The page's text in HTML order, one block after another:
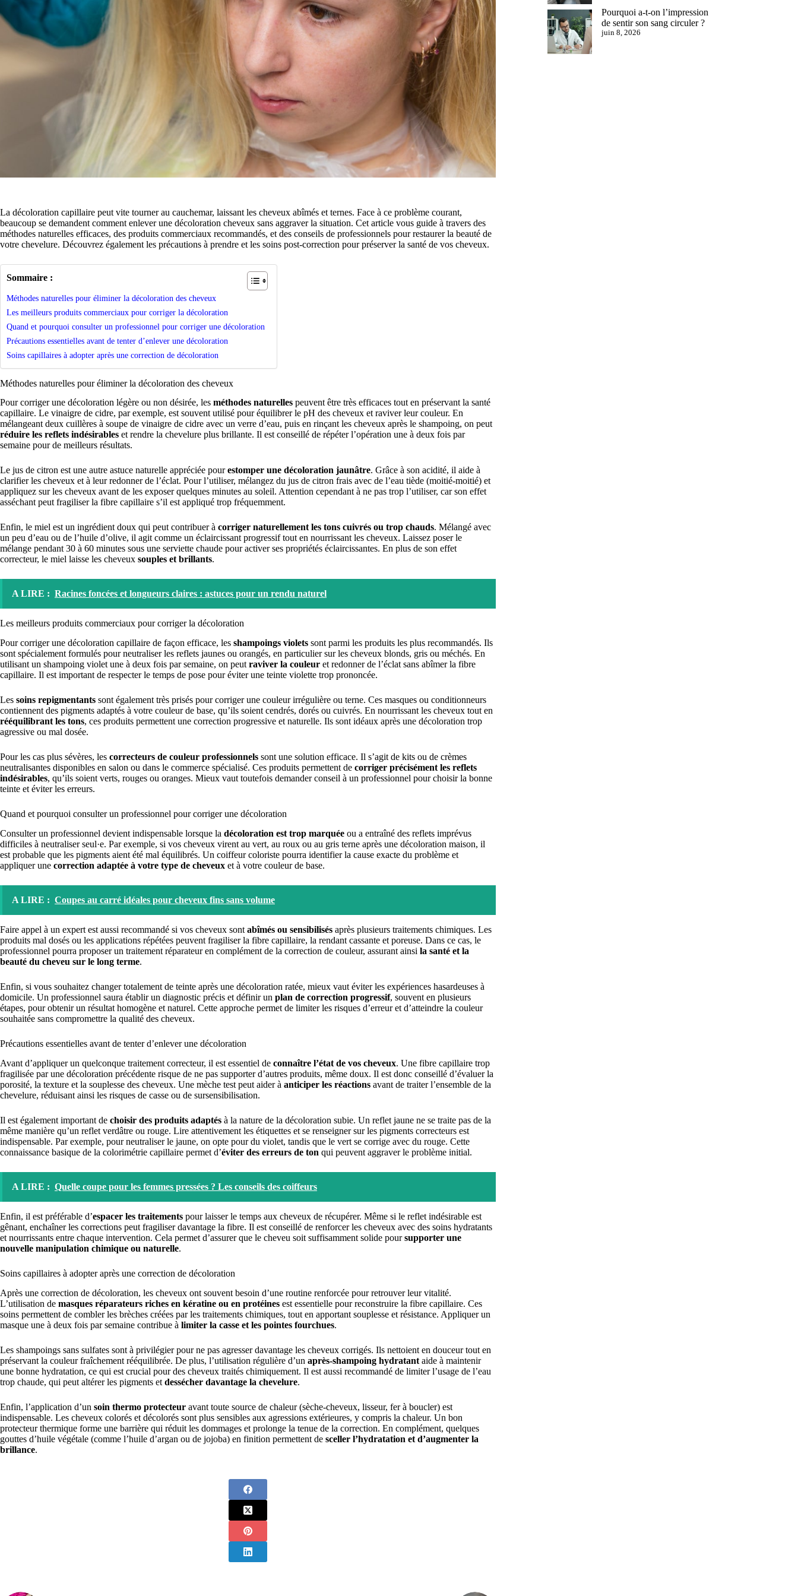
La décoloration capillaire peut vite tourner au cauchemar, laissant les cheveux abîmés et ternes. Face à ce problème courant,
beaucoup se demandent comment enlever une décoloration cheveux sans aggraver la situation. Cet article vous guide à travers des
méthodes naturelles efficaces, des produits commerciaux recommandés, et des conseils de professionnels pour restaurer la beauté de
votre chevelure. Découvrez également les précautions à prendre et les soins post-correction pour préserver la santé de vos cheveux.
Sommaire :
Méthodes naturelles pour éliminer la décoloration des cheveux
Les meilleurs produits commerciaux pour corriger la décoloration
Quand et pourquoi consulter un professionnel pour corriger une décoloration
Précautions essentielles avant de tenter d’enlever une décoloration
Soins capillaires à adopter après une correction de décoloration
Méthodes naturelles pour éliminer la décoloration des cheveux
Pour corriger une décoloration légère ou non désirée, les méthodes naturelles peuvent être très efficaces tout en préservant la santé
capillaire. Le vinaigre de cidre, par exemple, est souvent utilisé pour équilibrer le pH des cheveux et raviver leur couleur. En
mélangeant deux cuillères à soupe de vinaigre de cidre avec un verre d’eau, puis en rinçant les cheveux après le shampoing, on peut
réduire les reflets indésirables et rendre la chevelure plus brillante. Il est conseillé de répéter l’opération une à deux fois par
semaine pour de meilleurs résultats.
Le jus de citron est une autre astuce naturelle appréciée pourestomper une décoloration jaunâtre. Grâce à son acidité, il aide à
clarifier les cheveux et à leur redonner de l’éclat. Pour l’utiliser, mélangez du jus de citron frais avec de l’eau tiède (moitié-moitié) et
appliquez sur les cheveux avant de les exposer quelques minutes au soleil. Attention cependant à ne pas trop l’utiliser, car son effet
asséchant peut fragiliser la fibre capillaire s’il est appliqué trop fréquemment.
Enfin, le miel est un ingrédient doux qui peut contribuer à corriger naturellement les tons cuivrés ou trop chauds. Mélangé avec
un peu d’eau ou de l’huile d’olive, il agit comme un éclaircissant progressif tout en nourrissant les cheveux. Laissez poser le
mélange pendant 30 à 60 minutes sous une serviette chaude pour activer ses propriétés éclaircissantes. En plus de son effet
correcteur, le miel laisse les cheveux souples et brillants.
A LIRE : Racines foncées et longueurs claires : astuces pour un rendu naturel
Les meilleurs produits commerciaux pour corriger la décoloration
Pour corriger une décoloration capillaire de façon efficace, les shampoings violets sont parmi les produits les plus recommandés. Ils
sont spécialement formulés pour neutraliser les reflets jaunes ou orangés, en particulier sur les cheveux blonds, gris ou méchés. En
utilisant un shampoing violet une à deux fois par semaine, on peut raviver la couleur et redonner de l’éclat sans abîmer la fibre
capillaire. Il est important de respecter le temps de pose pour éviter une teinte violette trop prononcée.
Les soins repigmentants sont également très prisés pour corriger une couleur irrégulière ou terne. Ces masques ou conditionneurs
contiennent des pigments adaptés à votre couleur de base, qu’ils soient cendrés, dorés ou cuivrés. En nourrissant les cheveux tout en
rééquilibrant les tons, ces produits permettent une correction progressive et naturelle. Ils sont idéaux après une décoloration trop
agressive ou mal dosée.
Pour les cas plus sévères, les correcteurs de couleur professionnels sont une solution efficace. Il s’agit de kits ou de crèmes
neutralisantes disponibles en salon ou dans le commerce spécialisé. Ces produits permettent de corriger précisément les reflets
indésirables, qu’ils soient verts, rouges ou oranges. Mieux vaut toutefois demander conseil à un professionnel pour choisir la bonne
teinte et éviter les erreurs.
Quand et pourquoi consulter un professionnel pour corriger une décoloration
Consulter un professionnel devient indispensable lorsque la décoloration est trop marquée ou a entraîné des reflets imprévus
difficiles à neutraliser seul·e. Par exemple, si vos cheveux virent au vert, au roux ou au gris terne après une décoloration maison, il
est probable que les pigments aient été mal équilibrés. Un coiffeur coloriste pourra identifier la cause exacte du problème et
appliquer une correction adaptée à votre type de cheveux et à votre couleur de base.
A LIRE : Coupes au carré idéales pour cheveux fins sans volume
Faire appel à un expert est aussi recommandé si vos cheveux sont abîmés ou sensibilisés après plusieurs traitements chimiques. Les
produits mal dosés ou les applications répétées peuvent fragiliser la fibre capillaire, la rendant cassante et poreuse. Dans ce cas, le
professionnel pourra proposer un traitement réparateur en complément de la correction de couleur, assurant ainsi la santé et la
beauté du cheveu sur le long terme.
Enfin, si vous souhaitez changer totalement de teinte après une décoloration ratée, mieux vaut éviter les expériences hasardeuses à
domicile. Un professionnel saura établir un diagnostic précis et définir un plan de correction progressif, souvent en plusieurs
étapes, pour obtenir un résultat homogène et naturel. Cette approche permet de limiter les risques d’erreur et d’atteindre la couleur
souhaitée sans compromettre la qualité des cheveux.
Précautions essentielles avant de tenter d’enlever une décoloration
Avant d’appliquer un quelconque traitement correcteur, il est essentiel de connaître l’état de vos cheveux. Une fibre capillaire trop
fragilisée par une décoloration précédente risque de ne pas supporter d’autres produits, même doux. Il est donc conseillé d’évaluer la
porosité, la texture et la souplesse des cheveux. Une mèche test peut aider à anticiper les réactions avant de traiter l’ensemble de la
chevelure, réduisant ainsi les risques de casse ou de sursensibilisation.
Il est également important de choisir des produits adaptés à la nature de la décoloration subie. Un reflet jaune ne se traite pas de la
même manière qu’un reflet verdâtre ou rouge. Lire attentivement les étiquettes et se renseigner sur les pigments correcteurs est
indispensable. Par exemple, pour neutraliser le jaune, on opte pour du violet, tandis que le vert se corrige avec du rouge. Cette
connaissance basique de la colorimétrie capillaire permet d’éviter des erreurs de ton qui peuvent aggraver le problème initial.
A LIRE : Quelle coupe pour les femmes pressées ? Les conseils des coiffeurs
Enfin, il est préférable d’espacer les traitements pour laisser le temps aux cheveux de récupérer. Même si le reflet indésirable est
gênant, enchaîner les corrections peut fragiliser davantage la fibre. Il est conseillé de renforcer les cheveux avec des soins hydratants
et nourrissants entre chaque intervention. Cela permet d’assurer que le cheveu soit suffisamment solide poursupporter une
nouvelle manipulation chimique ou naturelle.
Soins capillaires à adopter après une correction de décoloration
Après une correction de décoloration, les cheveux ont souvent besoin d’une routine renforcée pour retrouver leur vitalité.
L’utilisation de masques réparateurs riches en kératine ou en protéines est essentielle pour reconstruire la fibre capillaire. Ces
soins permettent de combler les brèches créées par les traitements chimiques, tout en apportant souplesse et résistance. Appliquer un
masque une à deux fois par semaine contribue à limiter la casse et les pointes fourchues.
Les shampoings sans sulfates sont à privilégier pour ne pas agresser davantage les cheveux corrigés. Ils nettoient en douceur tout en
préservant la couleur fraîchement rééquilibrée. De plus, l’utilisation régulière d’un après-shampoing hydratant aide à maintenir
une bonne hydratation, ce qui est crucial pour des cheveux traités chimiquement. Il est aussi recommandé de limiter l’usage de l’eau
trop chaude, qui peut altérer les pigments et dessécher davantage la chevelure.
Enfin, l’application d’un soin thermo protecteur avant toute source de chaleur (sèche-cheveux, lisseur, fer à boucler) est
indispensable. Les cheveux colorés et décolorés sont plus sensibles aux agressions extérieures, y compris la chaleur. Un bon
protecteur thermique forme une barrière qui réduit les dommages et prolonge la tenue de la correction. En complément, quelques
gouttes d’huile végétale (comme l’huile d’argan ou de jojoba) en finition permettent de sceller l’hydratation et d’augmenter la
brillance.
Pourquoi a-t-on l’impression
de sentir son sang circuler ?
juin 8, 2026